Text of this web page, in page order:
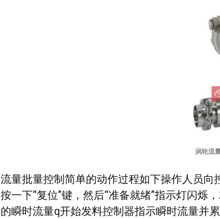
涡轮流
流量批量控制简单的动作过程如下操作人员
按一下“复位”键，然后“准备就绪”指示灯闪烁
的瞬时流量q开始发料控制器指示瞬时流量并